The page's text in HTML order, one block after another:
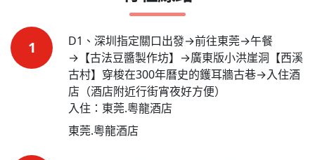
1
D1、深圳指定關口出發→前往東莞→午餐
→【古法豆醬製作坊】→廣東版小洪崖洞【西溪
古村】穿梭在300年曆史的鑊耳牆古巷→入住酒
店（酒店附近行街宵夜好方便）
入住：東莞.粵龍酒店
東莞.粵龍酒店